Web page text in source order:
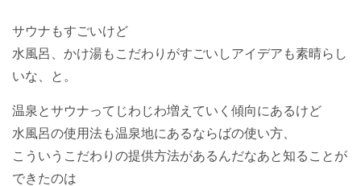
サウナもすごいけど
水風呂、かけ湯もこだわりがすごいしアイデアも素晴らし
いな、と。
温泉とサウナってじわじわ増えていく傾向にあるけど
水風呂の使用法も温泉地にあるならばの使い方、
こういうこだわりの提供方法があるんだなあと知ることが
できたのは